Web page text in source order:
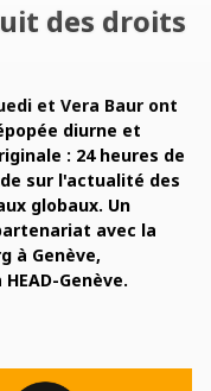
des droits
et Vera Baur ont
diurne et
: 24 heures de
sur l'actualité des
globaux. Un
avec la
à Genève,
Genève.